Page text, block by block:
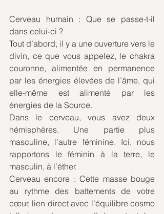
Cerveau humain : Que se passe-t-il
dans celui-ci ?
Tout d’abord, il y a une ouverture vers le
divin, ce que vous appelez, le chakra
couronne, alimentée en permanence
par les énergies élevées de l’âme, qui
elle-même est alimenté par les
énergies de la Source.
Dans le cerveau, vous avez deux
hémisphères. Une partie plus
masculine, l’autre féminine. Ici, nous
rapportons le féminin à la terre, le
masculin, à l’éther.
Cerveau encore : Cette masse bouge
au rythme des battements de votre
cœur, lien direct avec l’équilibre cosmo